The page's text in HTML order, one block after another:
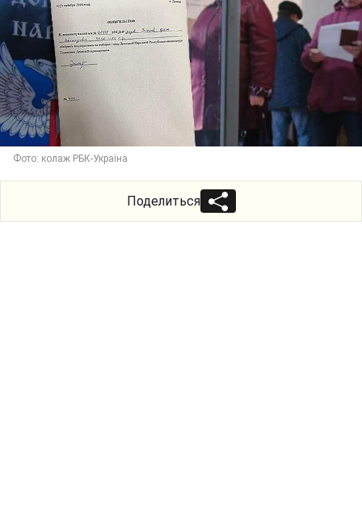
Фото: колаж РБК-Україна
Поделиться